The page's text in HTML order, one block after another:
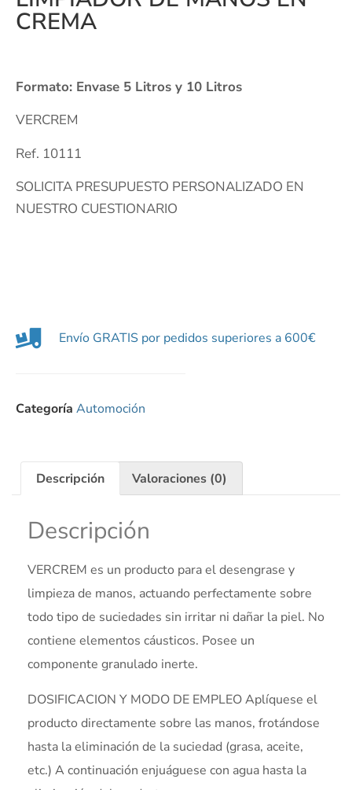
CREMA
Formato: Envase 5 Litros y 10 Litros
VERCREM
Ref. 10111
SOLICITA PRESUPUESTO PERSONALIZADO EN
NUESTRO CUESTIONARIO
Envío GRATIS por pedidos superiores a 600€
Categoría Automoción
Descripción Valoraciones (0)
Descripción
VERCREM es un producto para el desengrase y
limpieza de manos, actuando perfectamente sobre
todo tipo de suciedades sin irritar ni dañar la piel. No
contiene elementos cáusticos. Posee un
componente granulado inerte.
DOSIFICACION Y MODO DE EMPLEO Aplíquese el
producto directamente sobre las manos, frotándose
hasta la eliminación de la suciedad (grasa, aceite,
etc.) A continuación enjuáguese con agua hasta la